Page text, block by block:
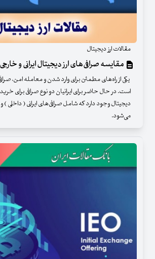
مقالات ارز دیجیتال
مقایسه صرافی‌های ارز دیجیتال ایرانی و خارجی
یکی از راه‌های مطمئن برای وارد شدن و معامله امن،
است. در حال حاضر برای ایرانیان دو نوع صرافی برای
دیجیتال وجود دارد که شامل صرافی‌های ایرانی ( داخلی )
می‌شود.